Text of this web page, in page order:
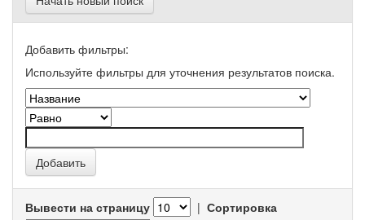
Добавить фильтры:
Используйте фильтры для уточнения результатов поиска.
Вывести на страницу | Сортировка